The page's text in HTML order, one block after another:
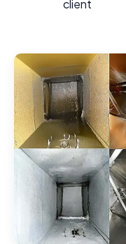
client